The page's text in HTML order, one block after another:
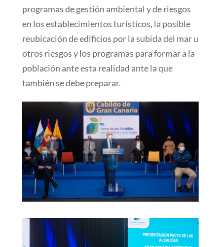
programas de gestión ambiental y de riesgos
en los establecimientos turísticos, la posible
reubicación de edificios por la subida del mar u
otros riesgos y los programas para formar a la
población ante esta realidad ante la que
también se debe preparar.